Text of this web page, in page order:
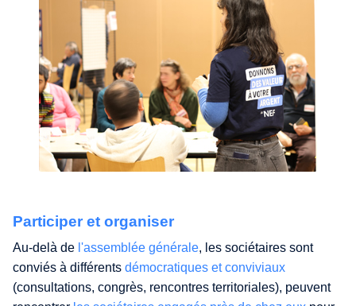
Participer et organiser
Au-delà de l'assemblée générale, les sociétaires sont
conviés à différents démocratiques et conviviaux
(consultations, congrès, rencontres territoriales), peuvent